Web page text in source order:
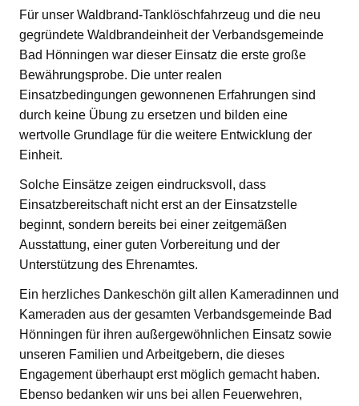
Für unser Waldbrand-Tanklöschfahrzeug und die neu
gegründete Waldbrandeinheit der Verbandsgemeinde
Bad Hönningen war dieser Einsatz die erste große
Bewährungsprobe. Die unter realen
Einsatzbedingungen gewonnenen Erfahrungen sind
durch keine Übung zu ersetzen und bilden eine
wertvolle Grundlage für die weitere Entwicklung der
Einheit.
Solche Einsätze zeigen eindrucksvoll, dass
Einsatzbereitschaft nicht erst an der Einsatzstelle
beginnt, sondern bereits bei einer zeitgemäßen
Ausstattung, einer guten Vorbereitung und der
Unterstützung des Ehrenamtes.
Ein herzliches Dankeschön gilt allen Kameradinnen und
Kameraden aus der gesamten Verbandsgemeinde Bad
Hönningen für ihren außergewöhnlichen Einsatz sowie
unseren Familien und Arbeitgebern, die dieses
Engagement überhaupt erst möglich gemacht haben.
Ebenso bedanken wir uns bei allen Feuerwehren,